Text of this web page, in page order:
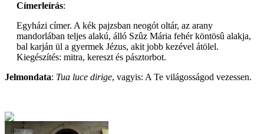
Címerleírás:
Egyházi címer. A kék pajzsban neogót oltár, az arany
mandorlában teljes alakú, álló Szûz Mária fehér köntösû alakja,
bal karján ül a gyermek Jézus, akit jobb kezével átölel.
Kiegészítés: mitra, kereszt és pásztorbot.
Jelmondata: Tua luce dirige, vagyis: A Te világosságod vezessen.